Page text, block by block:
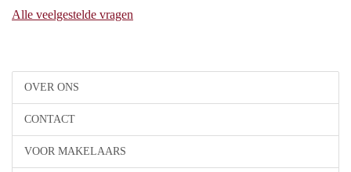
OVER ONS
CONTACT
VOOR MAKELAARS
Alle veelgestelde vragen